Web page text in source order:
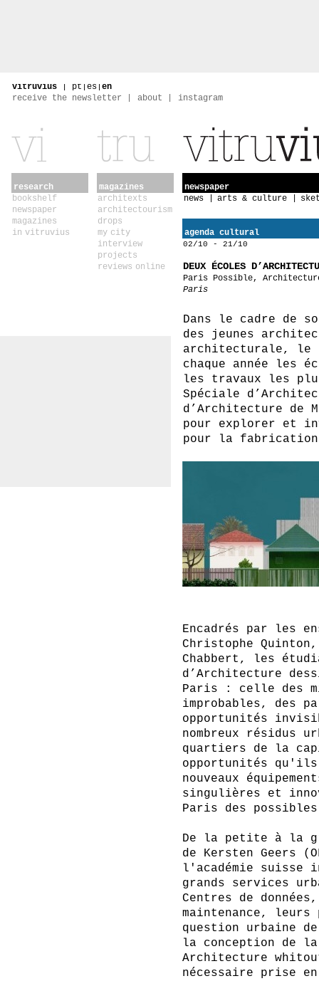
vitruvius | pt | es | en
receive the newsletter
about instagram
research
bookshelf
newspaper
magazines
in vitruvius
magazines
architexts
architectourism
drops
my city
interview
projects
reviews online
newspaper
news
arts & culture
agenda cultural
02/10 - 21/10
DEUX ÉCOLES
Paris Possible,
Paris
Dans le cadre de
des jeunes
architecturale, le
chaque année les
les travaux les
Spéciale
d’Architecture de
pour explorer et
pour la
Encadrés par les
Christophe Quinton,
Chabbert, les
d’Architecture
Paris : celle des
improbables, des
opportunités
nombreux résidus
quartiers de la
opportunités
nouveaux
singulières et
Paris des
De la petite à la
de Kersten Geers
l'académie suisse
grands services
Centres de
maintenance, leurs
question urbaine
la conception de
Architecture
nécessaire prise en